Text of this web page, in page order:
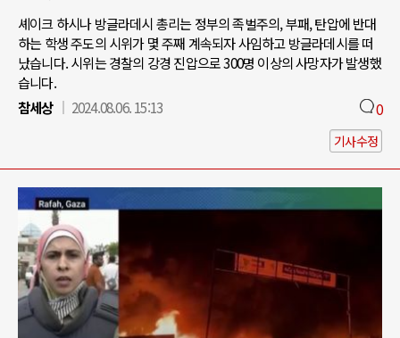
셰이크 하시나 방글라데시 총리는 정부의 족벌주의, 부패, 탄압에 반대
하는 학생 주도의 시위가 몇 주째 계속되자 사임하고 방글라데시를 떠
났습니다. 시위는 경찰의 강경 진압으로 300명 이상의 사망자가 발생했
습니다.
참세상
2024.08.06. 15:13 0
기사수정